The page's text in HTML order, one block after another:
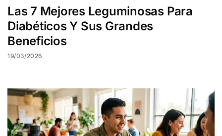
Las 7 Mejores Leguminosas Para
Diabéticos Y Sus Grandes
Beneficios
19/03/2026